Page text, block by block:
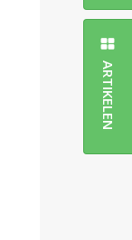
ARTIKELEN